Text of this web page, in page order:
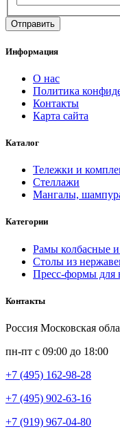
Информация
О нас
Политика
Контакты
Карта сайта
Каталог
Тележки и
Стеллажи
Мангалы,
Категории
Рамы колбасные
Столы из
Пресс-формы для
Контакты
Россия Московская
пн-пт с 09:00 до 18:00
+7 (495) 162-98-28
+7 (495) 902-63-16
+7 (919) 967-04-80